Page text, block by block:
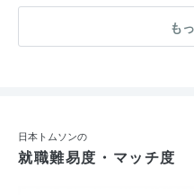
カトロ製品」を三本柱として
「自動車」「オートバイ」「
当社の製品【IKO】ブランド
3つの意味が込められています。
も
日本トムソンの
就職難易度・マッチ度